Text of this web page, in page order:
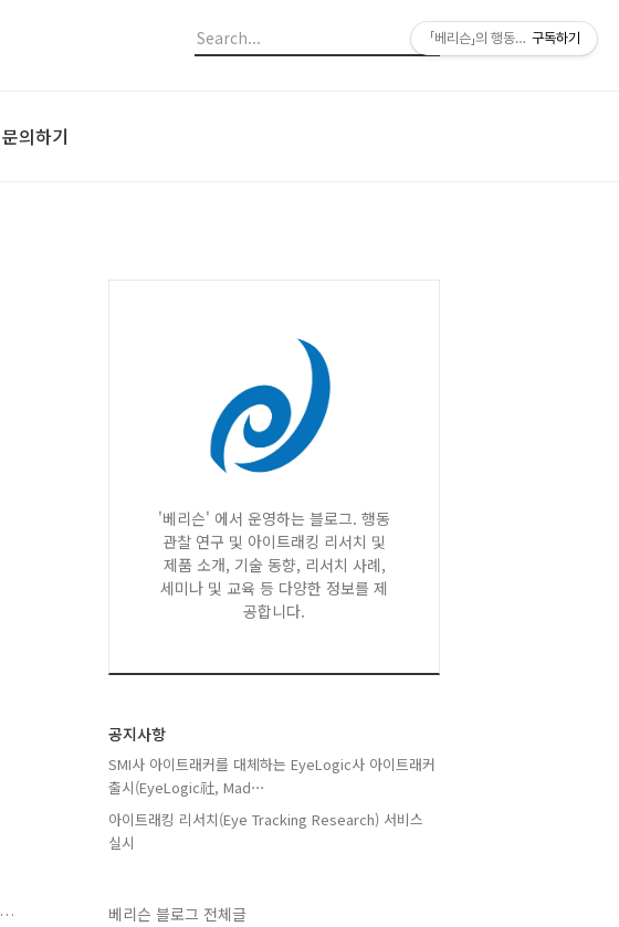
문의하기
'베리슨' 에서 운영하는 블로그. 행동
관찰 연구 및 아이트래킹 리서치 및
제품 소개, 기술 동향, 리서치 사례,
세미나 및 교육 등 다양한 정보를 제
공합니다.
공지사항
SMI사 아이트래커를 대체하는 EyeLogic사 아이트래커
출시(EyeLogic社, Mad⋯
아이트래킹 리서치(Eye Tracking Research) 서비스
실시
베리슨 블로그 전체글
「베리슨」의 행동연구에 도움이 되
구독하기